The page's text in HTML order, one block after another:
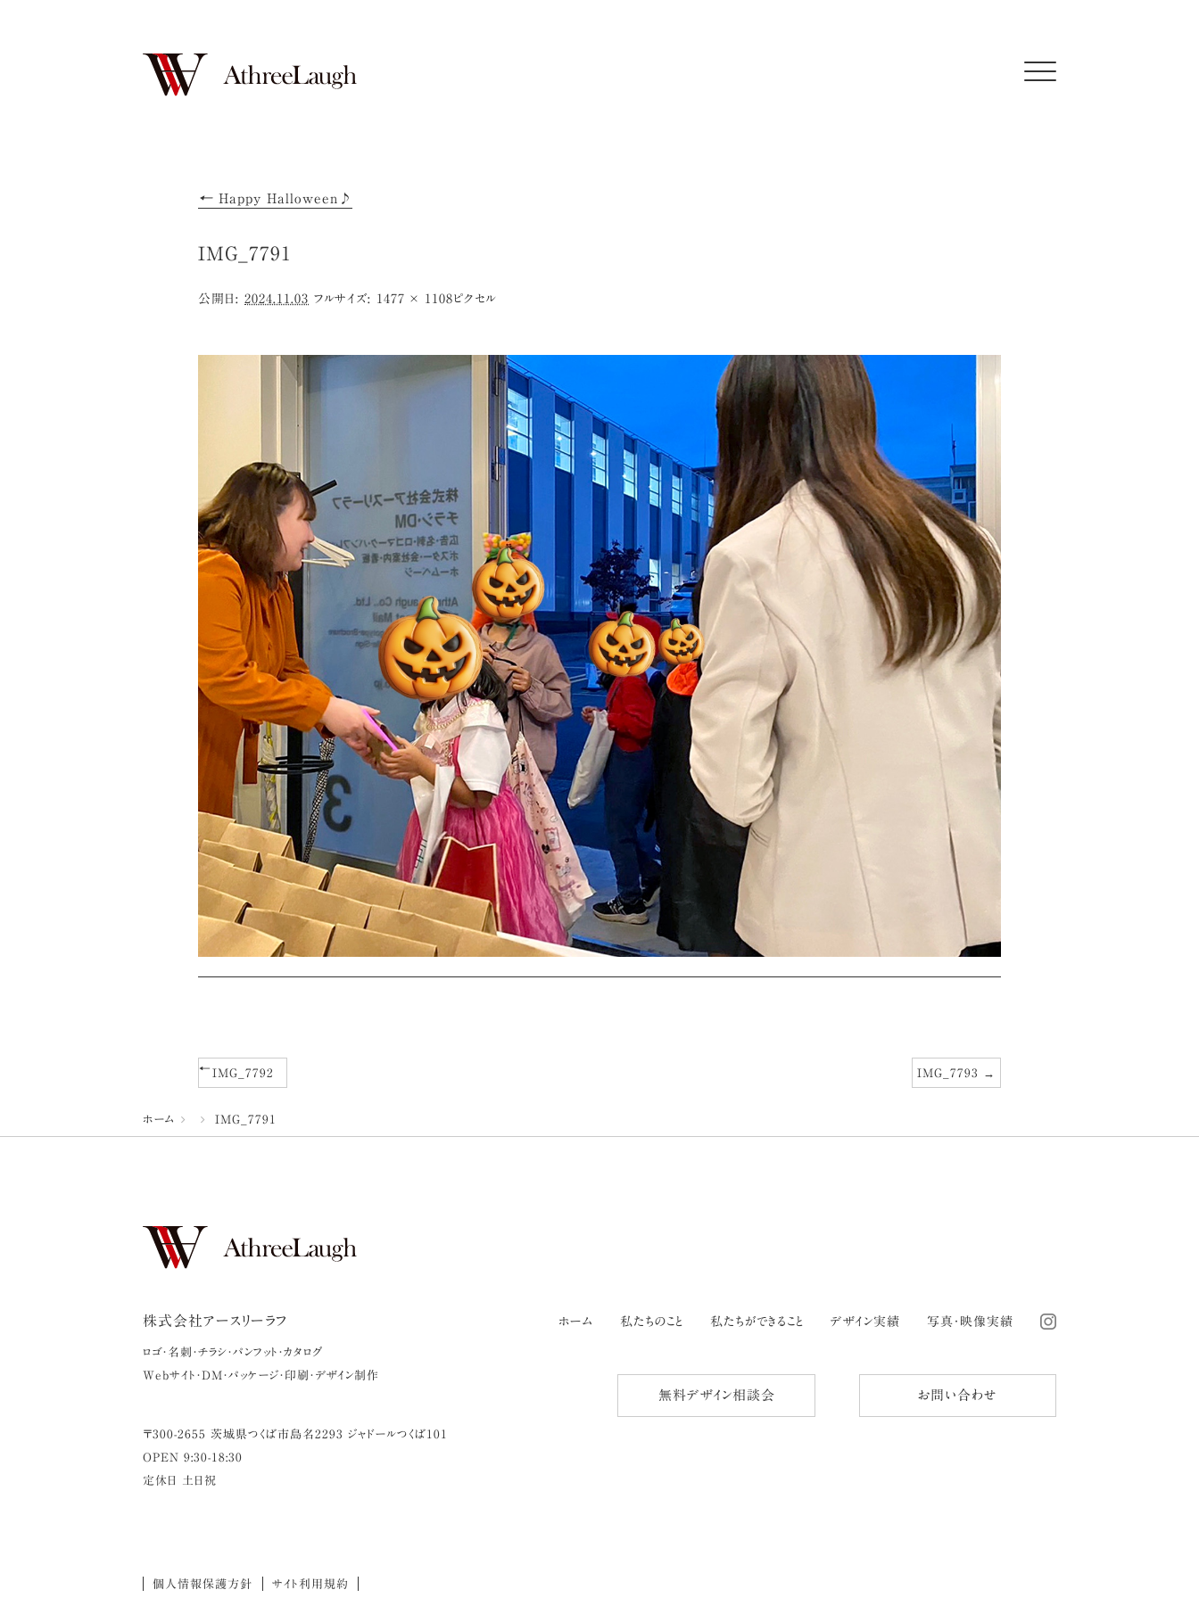
Click
← Happy Halloween♪
IMG_7791
公開日: 2024.11.03 フルサイズ: 1477 × 1108ピクセル
IMG_7792 IMG_7793
ホーム IMG_7791
株式会社アースリーラフ
ロゴ・名刺・チラシ・パンフット・カタログ
Webサイト・DM・パッケージ・印刷・デザイン制作
〒300-2655 茨城県つくば市島名2293 ジャドールつくば101
OPEN 9:30-18:30
定休日 土日祝
ホーム 私たちのこと 私たちができること デザイン実績 写真・映像実績
無料デザイン相談会 お問い合わせ
個人情報保護方針 サイト利用規約